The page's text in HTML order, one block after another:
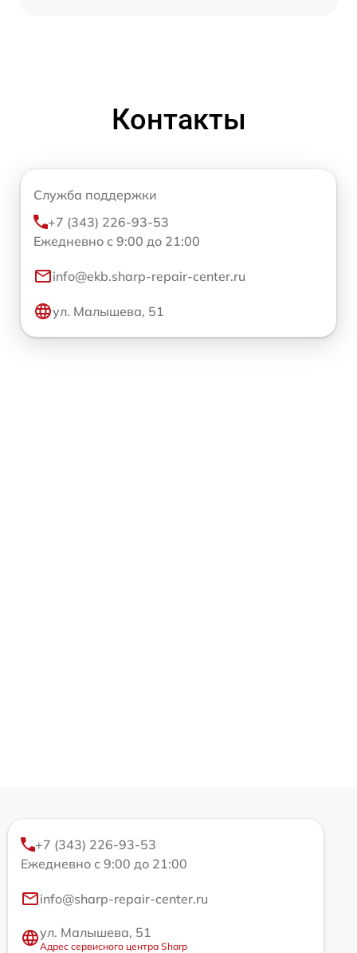
Контакты
Служба поддержки
+7 (343) 226-93-53
Ежедневно с 9:00 до 21:00
info@ekb.sharp-repair-center.ru
ул. Малышева, 51
+7 (343) 226-93-53
Ежедневно с 9:00 до 21:00
info@sharp-repair-center.ru
ул. Малышева, 51
Адрес сервисного центра Sharp